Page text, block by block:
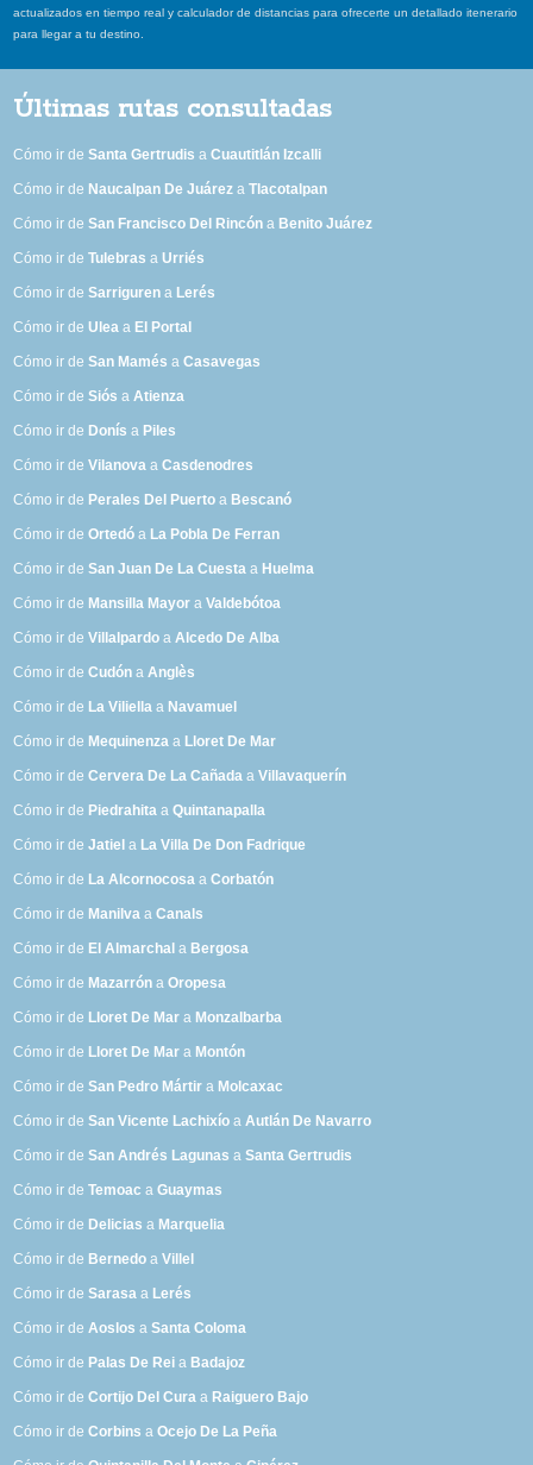
actualizados en tiempo real y calculador de distancias para ofrecerte un detallado itenerario
para llegar a tu destino.
Últimas rutas consultadas
Cómo ir deSanta Gertrudis aCuautitlán Izcalli
Cómo ir de Naucalpan De Juárez aTlacotalpan
Cómo ir deSan Francisco Del Rincón a Benito Juárez
Cómo ir deTulebras aUrriés
Cómo ir deSarriguren a Lerés
Cómo ir deUlea a El Portal
Cómo ir deSan Mamés aCasavegas
Cómo ir deSiós aAtienza
Cómo ir de Donís a Piles
Cómo ir deVilanova aCasdenodres
Cómo ir de Perales Del Puerto a Bescanó
Cómo ir deOrtedó a La Pobla De Ferran
Cómo ir deSan Juan De La Cuesta a Huelma
Cómo ir de Mansilla Mayor aValdebótoa
Cómo ir deVillalpardo aAlcedo De Alba
Cómo ir deCudón aAnglès
Cómo ir de La Viliella a Navamuel
Cómo ir de Mequinenza a Lloret De Mar
Cómo ir deCervera De La Cañada aVillavaquerín
Cómo ir de Piedrahita aQuintanapalla
Cómo ir deJatiel a La Villa De Don Fadrique
Cómo ir de La Alcornocosa aCorbatón
Cómo ir de Manilva aCanals
Cómo ir de El Almarchal a Bergosa
Cómo ir de Mazarrón aOropesa
Cómo ir de Lloret De Mar a Monzalbarba
Cómo ir de Lloret De Mar a Montón
Cómo ir deSan Pedro Mártir a Molcaxac
Cómo ir deSan Vicente Lachixío aAutlán De Navarro
Cómo ir deSan Andrés Lagunas aSanta Gertrudis
Cómo ir deTemoac aGuaymas
Cómo ir de Delicias a Marquelia
Cómo ir de Bernedo aVillel
Cómo ir deSarasa a Lerés
Cómo ir deAoslos aSanta Coloma
Cómo ir de Palas De Rei a Badajoz
Cómo ir deCortijo Del Cura a Raiguero Bajo
Cómo ir deCorbins aOcejo De La Peña